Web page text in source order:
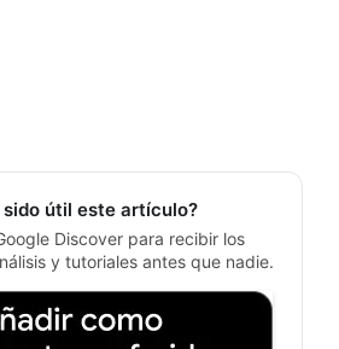
sido útil este artículo?
Discover para recibir los
y tutoriales antes que nadie.